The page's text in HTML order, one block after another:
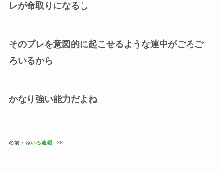
レが命取りになるし
そのブレを意図的に起こせるような連中がごろご
ろいるから
かなり強い能力だよね
名前： ねいろ速報 36